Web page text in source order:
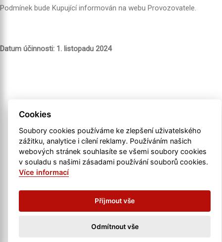
Podmínek bude Kupující informován na webu Provozovatele.
Datum účinnosti: 1. listopadu 2024
2026 Webaz s.r.o. |
Cookies
Soubory cookies používáme ke zlepšení uživatelského
zážitku, analytice i cílení reklamy. Používáním našich
webových stránek souhlasíte se všemi soubory cookies
v souladu s našimi zásadami používání souborů cookies.
Více informací
Příjmout vše
Odmítnout vše